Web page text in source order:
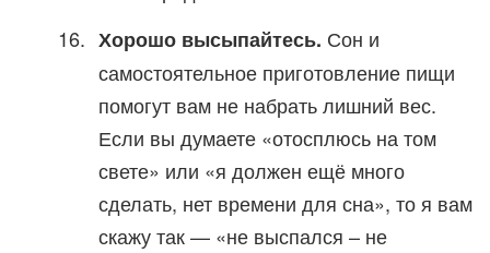
Хорошо высыпайтесь. Сон и
самостоятельное приготовление пищи
помогут вам не набрать лишний вес.
Если вы думаете «отосплюсь на том
свете» или «я должен ещё много
сделать, нет времени для сна», то я вам
скажу так — «не выспался – не